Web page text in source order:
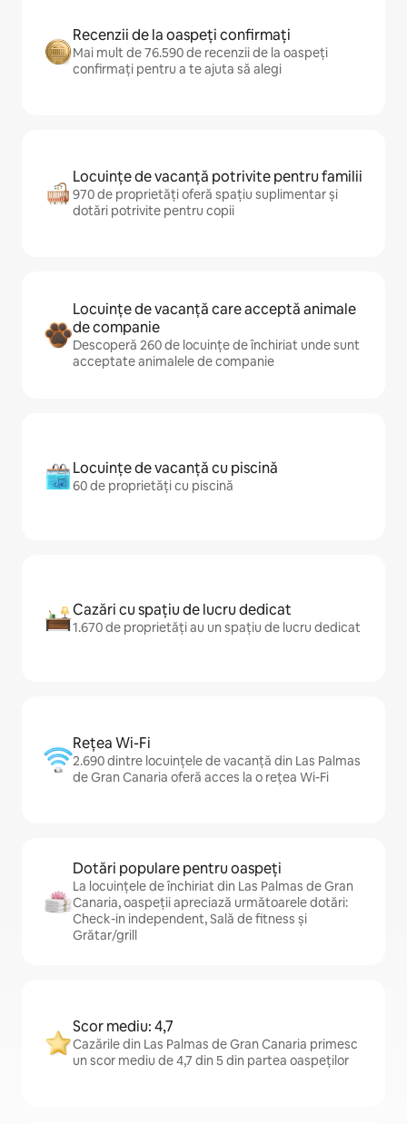
Recenzii de la oaspeți confirmați
Mai mult de 76.590 de recenzii de la oaspeți
confirmați pentru a te ajuta să alegi
Locuințe de vacanță potrivite pentru familii
970 de proprietăți oferă spațiu suplimentar și
dotări potrivite pentru copii
Locuințe de vacanță care acceptă animale
de companie
Descoperă 260 de locuințe de închiriat unde sunt
acceptate animalele de companie
Locuințe de vacanță cu piscină
60 de proprietăți cu piscină
Cazări cu spațiu de lucru dedicat
1.670 de proprietăți au un spațiu de lucru dedicat
Rețea Wi-Fi
2.690 dintre locuințele de vacanță din Las Palmas
de Gran Canaria oferă acces la o rețea Wi-Fi
Dotări populare pentru oaspeți
La locuințele de închiriat din Las Palmas de Gran
Canaria, oaspeții apreciază următoarele dotări:
Check-in independent, Sală de fitness și
Grătar/grill
Scor mediu: 4,7
Cazările din Las Palmas de Gran Canaria primesc
un scor mediu de 4,7 din 5 din partea oaspeților